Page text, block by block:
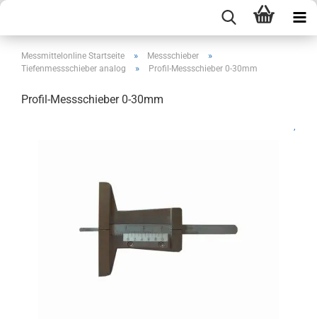
Messmittelonline Startseite » Messschieber »
Tiefenmessschieber analog » Profil-Messschieber 0-30mm
Profil-Messschieber 0-30mm
,